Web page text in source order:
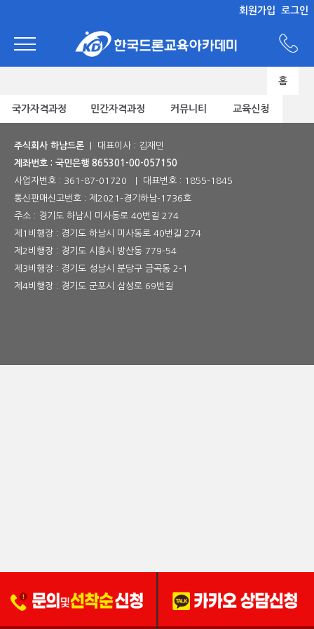
회원가입 로그인
홈
국가자격과정 민간자격과정 커뮤니티 교육신청
주식회사 하남드론 | 대표이사 : 김재민
계좌번호 : 국민은행 865301-00-057150
사업자번호 : 361-87-01720 | 대표번호 : 1855-1845
통신판매신고번호 : 제2021-경기하남-1736호
주소 : 경기도 하남시 미사동로 40번길 274
제1비행장 : 경기도 하남시 미사동로 40번길 274
제2비행장 : 경기도 시흥시 방산동 779-54
제3비행장 : 경기도 성남시 분당구 금곡동 2-1
제4비행장 : 경기도 군포시 삼성로 69번길